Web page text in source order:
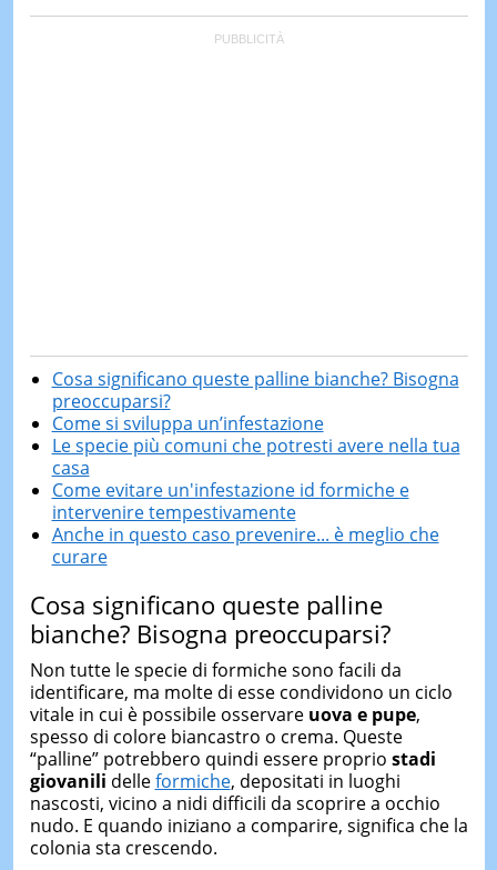
Cosa significano queste palline bianche? Bisogna
preoccuparsi?
Come si sviluppa un’infestazione
Le specie più comuni che potresti avere nella tua
casa
Come evitare un'infestazione id formiche e
intervenire tempestivamente
Anche in questo caso prevenire... è meglio che
curare
Cosa significano queste palline
bianche? Bisogna preoccuparsi?
Non tutte le specie di formiche sono facili da
identificare, ma molte di esse condividono un ciclo
vitale in cui è possibile osservare uova e pupe,
spesso di colore biancastro o crema. Queste
“palline” potrebbero quindi essere proprio stadi
giovanili delleformiche, depositati in luoghi
nascosti, vicino a nidi difficili da scoprire a occhio
nudo. E quando iniziano a comparire, significa che la
colonia sta crescendo.